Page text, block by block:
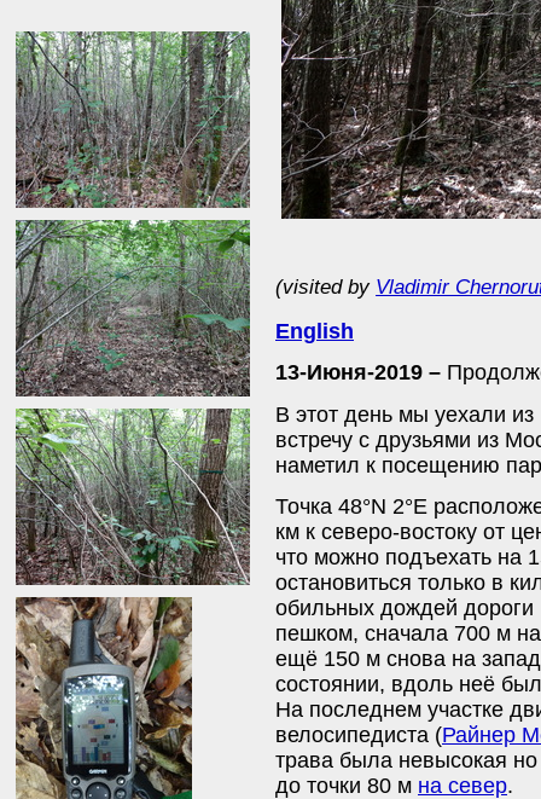
(visited by Vladimir
English
13-Июня-2019 –
В этот день мы уехали
встречу с друзьями из
наметил к посещению
Точка 48°N 2°E
км к северо-востоку от
что можно подъехать на
остановиться только в
обильных дождей
пешком, сначала 700 м
ещё 150 м снова на
состоянии, вдоль неё
На последнем участке
велосипедиста (Райнер
трава была невысокая
до точки 80 м на север.